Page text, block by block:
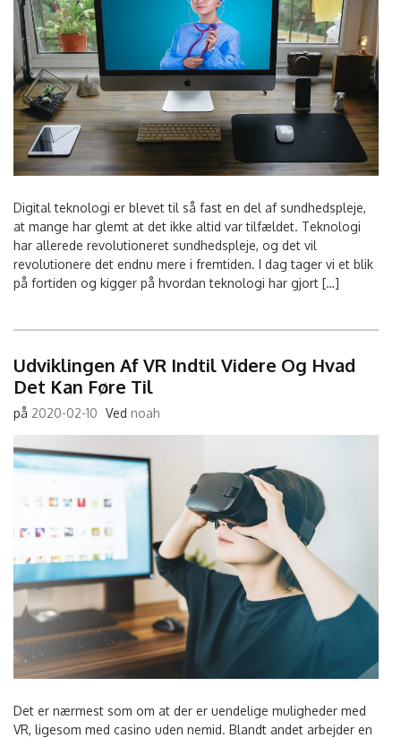
Digital teknologi er blevet til så fast en del af sundhedspleje,
at mange har glemt at det ikke altid var tilfældet. Teknologi
har allerede revolutioneret sundhedspleje, og det vil
revolutionere det endnu mere i fremtiden. I dag tager vi et blik
på fortiden og kigger på hvordan teknologi har gjort […]
Udviklingen Af VR Indtil Videre Og Hvad
Det Kan Føre Til
på 2020-02-10 Ved noah
Det er nærmest som om at der er uendelige muligheder med
VR, ligesom med casino uden nemid. Blandt andet arbejder en